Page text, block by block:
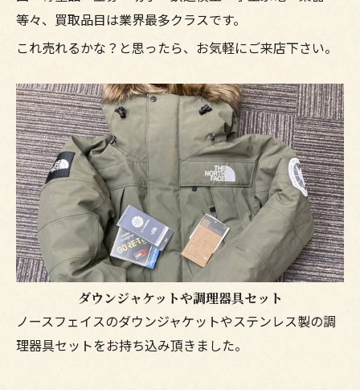
等々、買取品目は業界最多クラスです。
これ売れるかな？と思ったら、お気軽にご来店下さい。
ダウンジャケットや調理器具セット
ノースフェイスのダウンジャケットやステンレス製の調
理器具セットをお持ち込み頂きました。